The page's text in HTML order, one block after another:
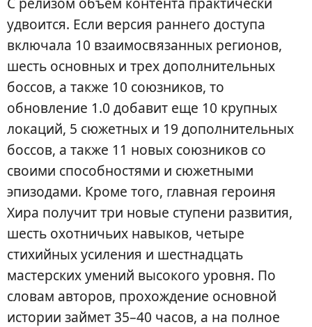
удвоится. Если версия раннего доступа
включала 10 взаимосвязанных регионов,
шесть основных и трех дополнительных
боссов, а также 10 союзников, то
обновление 1.0 добавит еще 10 крупных
локаций, 5 сюжетных и 19 дополнительных
боссов, а также 11 новых союзников со
своими способностями и сюжетными
эпизодами. Кроме того, главная героиня
Хира получит три новые ступени развития,
шесть охотничьих навыков, четыре
стихийных усиления и шестнадцать
мастерских умений высокого уровня. По
словам авторов, прохождение основной
истории займет 35–40 часов, а на полное